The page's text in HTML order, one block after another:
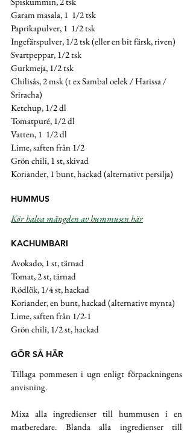
Garam masala, 1  1/2 tsk
Paprikapulver, 1  1/2 tsk
Ingefärspulver, 1/2 tsk (eller en bit färsk, riven)
Svartpeppar, 1/2 tsk
Gurkmeja, 1/2 tsk
Chilisås, 2 msk (t ex Sambal oelek / Harissa /
Sriracha)
Ketchup, 1/2 dl
Tomatpuré, 1/2 dl
Vatten, 1  1/2 dl
Lime, saften från 1/2
Grön chili, 1 st, skivad
Koriander, 1 bunt, hackad (alternativt persilja)
HUMMUS
Kör halva mängden av hummusen här
KACHUMBARI
Avokado, 1 st, tärnad
Tomat, 2 st, tärnad
Rödlök, 1/4 st, hackad
Koriander, en bunt, hackad (alternativt mynta)
Lime, saften från 1/2-1
Grön chili, 1/2 st, hackad
GÖR SÅ HÄR
Tillaga pommesen i ugn enligt förpackningens
anvisning.
Mixa alla ingredienser till hummusen i en
matberedare. Blanda alla ingredienser till